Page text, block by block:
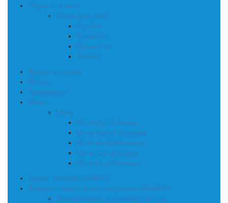
Обувь для зала
Обувь для зала
Футбол
Волейбол
Баскетбол
Теннис
Легкая атлетика
Mizuno
Тренажеры
Мячи
Мячи
Мячи футбольные
Мячи баскетбольные
Мячи волейбольные
Мячи для футзала
Мячи гандбольные
Сумки, рюкзаки UMBRO
Лыжероллеры и комплектующие SHAMOV
Лыжероллеры и комплектующие